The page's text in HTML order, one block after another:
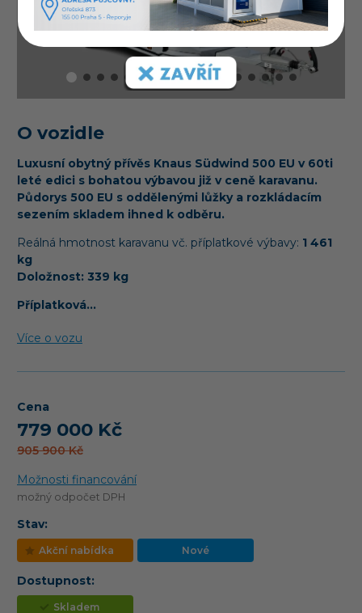
O vozidle
Luxusní obytný přívěs Knaus Südwind 500 EU v 60ti
leté edici s bohatou výbavou již v ceně karavanu.
Půdorys 500 EU s oddělenými lůžky a rozkládacím
sezením skladem ihned k odběru.
Reálná hmotnost karavanu vč. příplatkové výbavy: 1 461
kg
Doložnost: 339 kg
Příplatková…
Více o vozu
Cena
779 000 Kč
905 900 Kč
Možnosti financování
možný odpočet DPH
Stav:
Akční nabídka Nové
Dostupnost:
Skladem